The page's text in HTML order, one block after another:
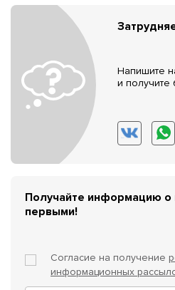
Напишите
и получите
Получайте информацию о
первыми!
Согласие на получение
информационных